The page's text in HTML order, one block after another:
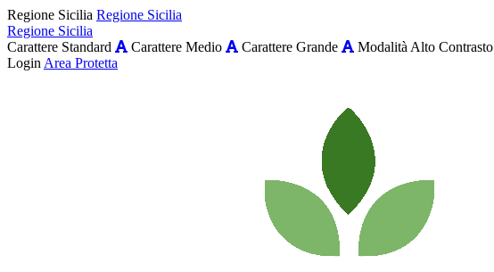
Regione Sicilia Regione Sicilia
Regione Sicilia
Carattere Standard
Carattere Medio Carattere Grande Modalità Alto Contrasto
Login Area Protetta